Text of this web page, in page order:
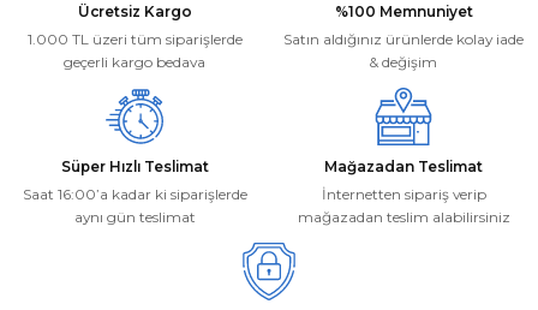
Ürün fiyatı diğer sitelerden daha pahalı.
Bu ürüne benzer farklı alternatifler olmalı.
Deneyimini Paylaş
Ücretsiz Kargo
1.000 TL üzeri tüm siparişlerde
geçerli kargo bedava
%100 Memnuniyet
Satın aldığınız ürünlerde kolay iade
& değişim
Süper Hızlı Teslimat
Saat 16:00’a kadar ki siparişlerde
aynı gün teslimat
Mağazadan Teslimat
İnternetten sipariş verip
mağazadan teslim alabilirsiniz